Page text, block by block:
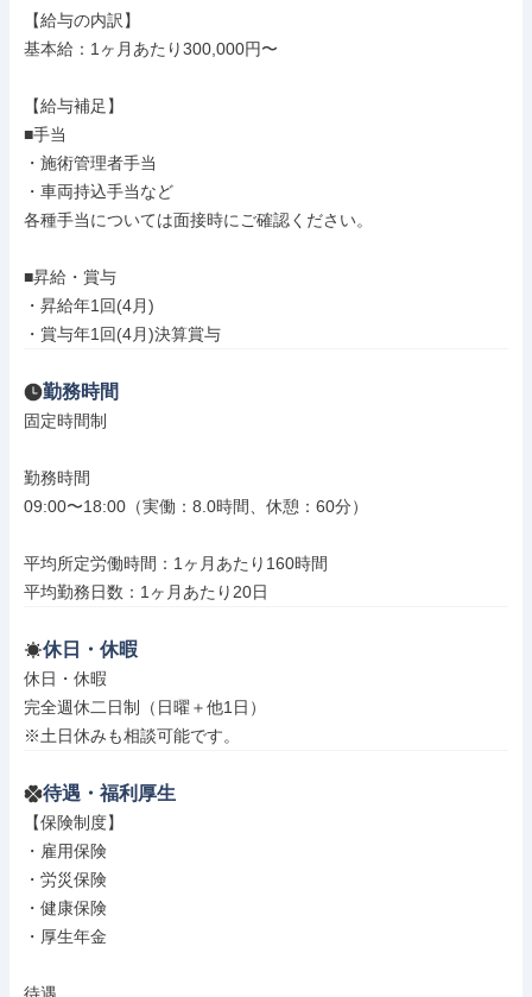
【給与の内訳】
基本給：1ヶ月あたり300,000円〜
【給与補足】
■手当
・施術管理者手当
・車両持込手当など
各種手当については面接時にご確認ください。
■昇給・賞与
・昇給年1回(4月)
・賞与年1回(4月)決算賞与
勤務時間
固定時間制
勤務時間
09:00〜18:00（実働：8.0時間、休憩：60分）
平均所定労働時間：1ヶ月あたり160時間
平均勤務日数：1ヶ月あたり20日
休日・休暇
休日・休暇
完全週休二日制（日曜＋他1日）
※土日休みも相談可能です。
待遇・福利厚生
【保険制度】
・雇用保険
・労災保険
・健康保険
・厚生年金